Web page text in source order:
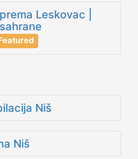
Leskovac |
Niš
Niš